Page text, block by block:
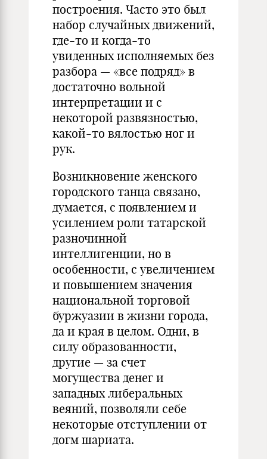
построения. Часто это был
набор случайных движений,
где-то и когда-то
увиденных исполняемых без
разбора — «все подряд» в
достаточно вольной
интерпретации и с
некоторой развязностью,
какой-то вялостью ног и
рук.
Возникновение женского
городского танца связано,
думается, с появлением и
усилением роли татарской
разночинной
интеллигенции, но в
особенности, с увеличением
и повышением значения
национальной торговой
буржуазии в жизни города,
да и края в целом. Одни, в
силу образованности,
другие — за счет
могущества денег и
западных либеральных
веяний, позволяли себе
некоторые отступлении от
догм шариата.